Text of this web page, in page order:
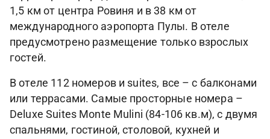
1,5 км от центра Ровиня и в 38 км от
международного аэропорта Пулы. В отеле
предусмотрено размещение только взрослых
гостей.
В отеле 112 номеров и suites, все – с балконами
или террасами. Самые просторные номера –
Deluxe Suites Monte Mulini (84-106 кв.м), с двумя
спальнями, гостиной, столовой, кухней и